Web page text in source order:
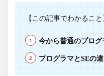
【この記事でわかること
今から普通のプロ
プログラマとSEの